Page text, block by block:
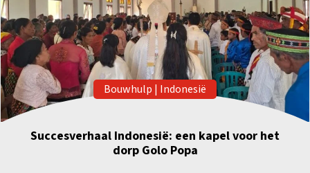
Bouwhulp | Indonesië
Succesverhaal Indonesië: een kapel voor het
dorp Golo Popa